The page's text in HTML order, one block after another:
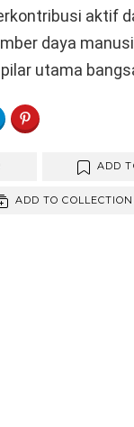
aktif
daya
utama
MESSENGER
TELEGRAM
ADD
ADD TO COLLECTION